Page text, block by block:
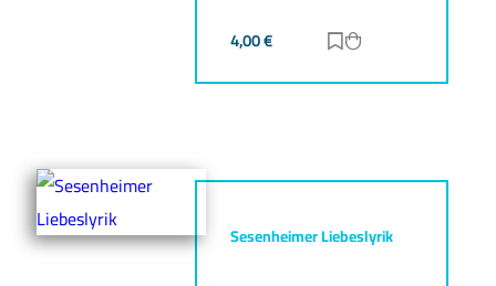
4,00€ Zur Merkliste
Sesenheimer Liebeslyrik